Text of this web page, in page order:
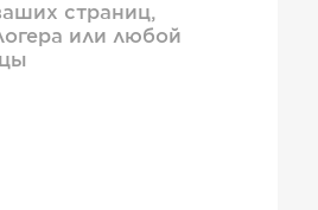
страниц,
или любой